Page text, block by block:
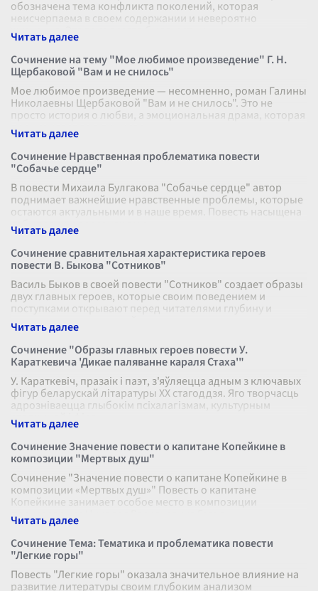
обозначена тема конфликта поколений, которая
неисчерпаема в своем содержании и невероятно
жизненна. Эта тема всегда была, есть и
Сочинение на тему "Мое любимое произведение" Г. Н.
Щербаковой "Вам и не снилось"
Мое любимое произведение — несомненно, роман Галины
Николаевны Щербаковой "Вам и не снилось". Это не
просто история о любви, а эмоциональная драма, которая
пронизывает всю душу сво
Сочинение Нравственная проблематика повести
"Собачье сердце"
В повести Михаила Булгакова "Собачье сердце" автор
поднимает важнейшие нравственные проблемы, которые
остаются актуальными и в наше время. Повесть насыщена
событиями и персонажами,
Сочинение сравнительная характеристика героев
повести В. Быкова "Сотников"
Василь Быков в своей повести "Сотников" создает образы
двух главных героев, которые своим поведением и
поступками открывают перед читателями глубину и
сложность человеческой натуры
Сочинение "Образы главных героев повести У.
Караткевича 'Дикае паляванне караля Стаха'"
У. Караткевіч, празаік і паэт, з'яўляецца адным з ключавых
фігур беларускай літаратуры XX стагоддзя. Яго творчасць
адрозніваецца глыбокім псіхалагізмам, культурным
спадчынай і філа
Сочинение Значение повести о капитане Копейкине в
композиции "Мертвых душ"
Сочинение "Значение повести о капитане Копейкине в
композиции «Мертвых душ»" Повесть о капитане
Копейкине занимает особое место в композиции
произведения Николая Васильевича Гогол
Сочинение Тема: Тематика и проблематика повести
"Легкие горы"
Повесть "Легкие горы" оказала значительное влияние на
развитие литературы своим глубоким анализом